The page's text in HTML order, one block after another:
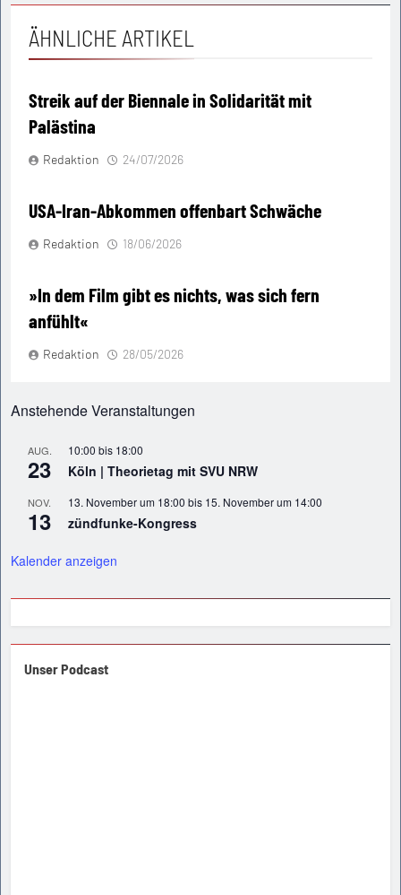
ÄHNLICHE ARTIKEL
Streik auf der Biennale in Solidarität mit
Palästina
Redaktion 24/07/2026
USA-Iran-Abkommen offenbart Schwäche
Redaktion 18/06/2026
»In dem Film gibt es nichts, was sich fern
anfühlt«
Redaktion 28/05/2026
Anstehende Veranstaltungen
AUG.
23
10:00 bis 18:00
Köln | Theorietag mit SVU NRW
NOV.
13
13. November um 18:00 bis 15. November um 14:00
zündfunke-Kongress
Kalender anzeigen
Unser Podcast